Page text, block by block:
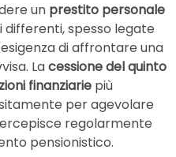
un prestito personale
differenti, spesso legate
di affrontare una
Lacessione del quinto
finanziarie più
per agevolare
regolarmente
pensionistico.